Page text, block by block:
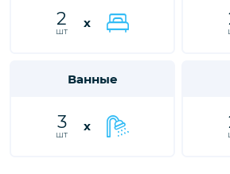
2
шт
x
Ванные
3
шт
x